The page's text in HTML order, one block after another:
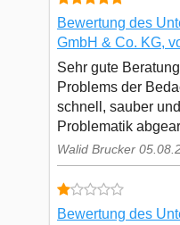
Bewertung des
GmbH & Co. KG,
Sehr gute
Problems der
schnell, sauber
Problematik
Walid Brucker
Bewertung des